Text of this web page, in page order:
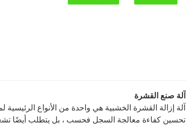
آلة صنع القشرة
آلة إزالة القشرة الخشبية هي واحدة من الأنواع
تحسين كفاءة معالجة السجل فحسب ، بل يتطلب أيضًا